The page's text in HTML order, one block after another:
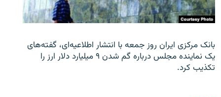
بانک مرکزی ایران روز جمعه با انتشار اطلاعیه‌ای، گفته‌های
یک نماینده مجلس درباره گم شدن ۹ میلیارد دلار ارز را
تکذیب کرد.